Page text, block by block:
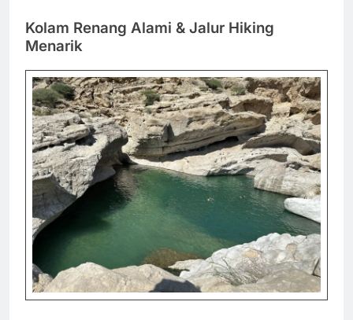
Kolam Renang Alami & Jalur Hiking
Menarik